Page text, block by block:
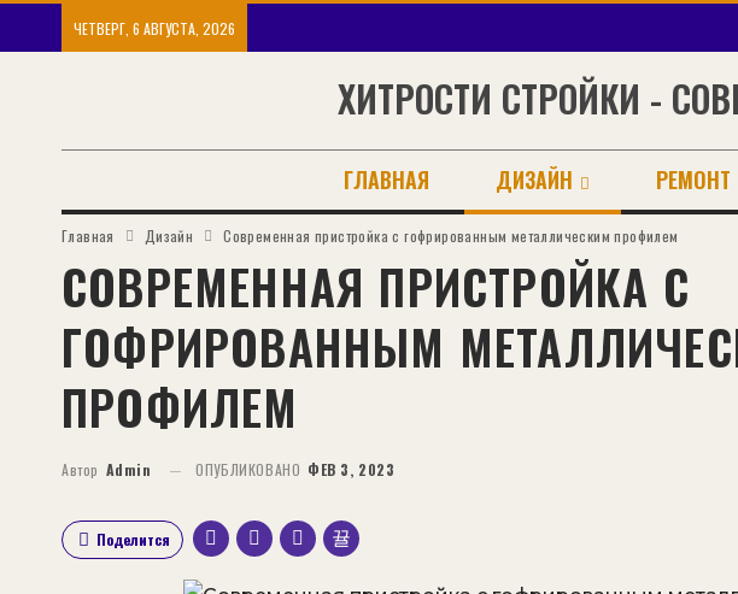
ЧЕТВЕРГ, 6 АВГУСТА, 2026
ХИТРОСТИ СТРОЙКИ -
ГЛАВНАЯ ДИЗАЙН РЕМОНТ
Главная Дизайн Современная пристройка с гофрированным металлическим профилем
СОВРЕМЕННАЯ ПРИСТРОЙКА С
ГОФРИРОВАННЫМ
ПРОФИЛЕМ
Автор Admin ОПУБЛИКОВАНО ФЕВ 3, 2023
Поделится